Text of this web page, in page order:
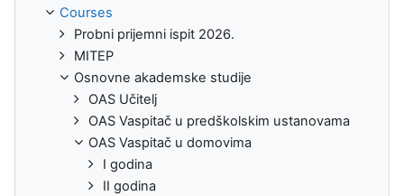
Courses
Probni prijemni ispit 2026.
MITEP
Osnovne akademske studije
OAS Učitelj
OAS Vaspitač u predškolskim ustanovama
OAS Vaspitač u domovima
I godina
II godina